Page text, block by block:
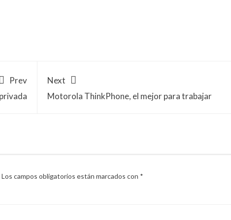
Prev
Next
Motorola ThinkPhone, el mejor para trabajar
Los campos obligatorios están marcados con *